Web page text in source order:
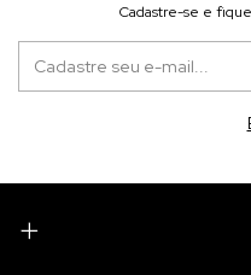
Cadastre-se e